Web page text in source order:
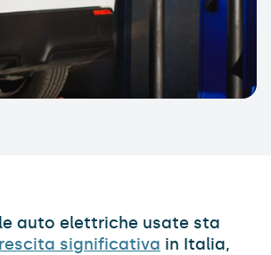
auto elettriche usate sta
significativa in Italia,